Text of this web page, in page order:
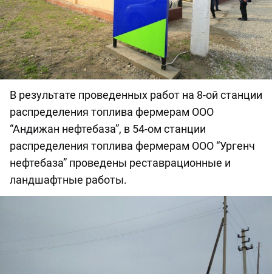
В результате проведенных работ на 8-ой станции
распределения топлива фермерам ООО
“Андижан нефтебаза”, в 54-ом станции
распределения топлива фермерам ООО “Ургенч
нефтебаза” проведены реставрационные и
ландшафтные работы.